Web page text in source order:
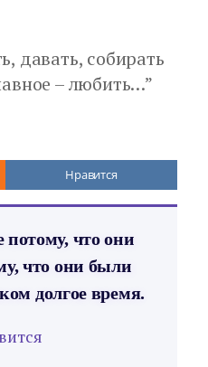
давать, собирать
– любить…”
Нравится
что они
что они были
долгое время.